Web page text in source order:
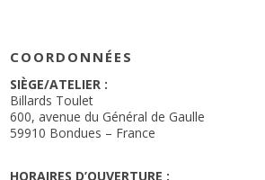
COORDONNÉES
SIÈGE/ATELIER :
Billards Toulet
600, avenue du Général de Gaulle
59910 Bondues – France
HORAIRES D’OUVERTURE :